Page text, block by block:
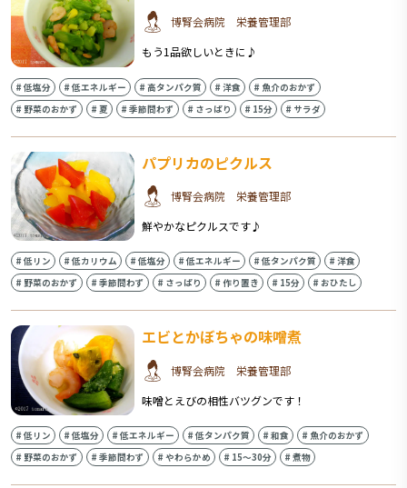
博腎会病院 栄養管理部
もう1品欲しいときに♪
#低塩分 #低エネルギー #高タンパク質 #洋食 # 魚介のおかず
# 野菜のおかず #夏 #季節問わず # さっぱり # 15分 # サラダ
パプリカのピクルス
博腎会病院 栄養管理部
鮮やかなピクルスです♪
#低リン #低カリウム #低塩分 #低エネルギー #低タンパク質 #洋食
#野菜のおかず #季節問わず # さっぱり # 作り置き # 15分 # おひたし
エビとかぼちゃの味噌煮
博腎会病院 栄養管理部
味噌とえびの相性バツグンです！
#低リン #低塩分 #低エネルギー #低タンパク質 #和食 # 魚介のおかず
#野菜のおかず #季節問わず #やわらかめ # 15〜30分 #煮物